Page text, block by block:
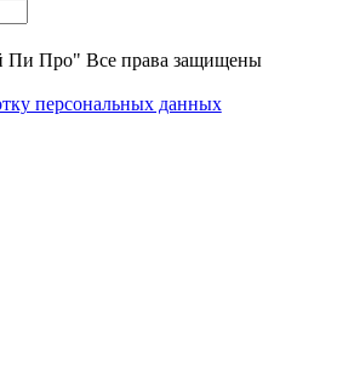
Про" Все права защищены
персональных данных